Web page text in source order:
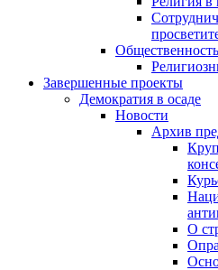
Завершенные проекты
Демократия в осаде
Новости
Архив
О